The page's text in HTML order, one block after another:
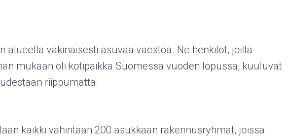
alueella vakinaisesti asuvaa väestöä. Ne henkilöt, joilla
mukaan oli kotipaikka Suomessa vuoden lopussa, kuuluvat
riippumatta.
kaikki vähintään 200 asukkaan rakennusryhmät, joissa